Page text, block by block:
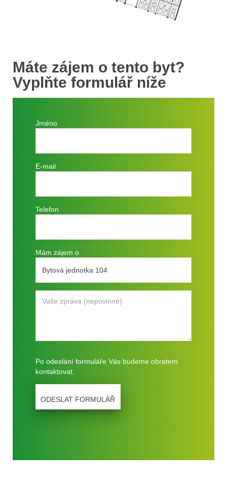
Máte zájem o tento byt?
Vyplňte formulář níže
Jméno
E-mail
Telefon
Mám zájem o
Po odeslání formuláře Vás budeme obratem
kontaktovat.